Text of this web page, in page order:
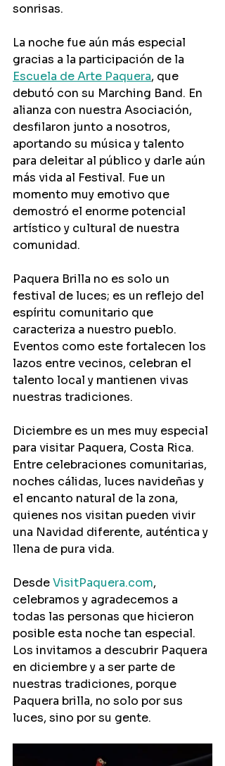
sonrisas.
La noche fue aún más especial
gracias a la participación de la
Escuela de Arte Paquera, que
debutó con su Marching Band. En
alianza con nuestra Asociación,
desfilaron junto a nosotros,
aportando su música y talento
para deleitar al público y darle aún
más vida al Festival. Fue un
momento muy emotivo que
demostró el enorme potencial
artístico y cultural de nuestra
comunidad.
Paquera Brilla no es solo un
festival de luces; es un reflejo del
espíritu comunitario que
caracteriza a nuestro pueblo.
Eventos como este fortalecen los
lazos entre vecinos, celebran el
talento local y mantienen vivas
nuestras tradiciones.
Diciembre es un mes muy especial
para visitar Paquera, Costa Rica.
Entre celebraciones comunitarias,
noches cálidas, luces navideñas y
el encanto natural de la zona,
quienes nos visitan pueden vivir
una Navidad diferente, auténtica y
llena de pura vida.
Desde VisitPaquera.com,
celebramos y agradecemos a
todas las personas que hicieron
posible esta noche tan especial.
Los invitamos a descubrir Paquera
en diciembre y a ser parte de
nuestras tradiciones, porque
Paquera brilla, no solo por sus
luces, sino por su gente.